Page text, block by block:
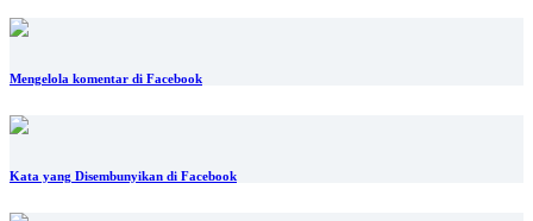
Mengelola komentar di Facebook
Kata yang Disembunyikan di Facebook